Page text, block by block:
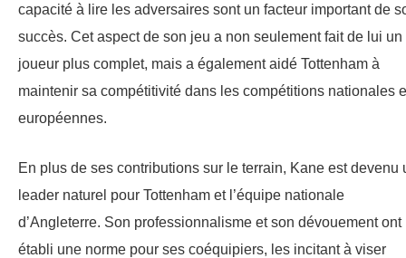
capacité à lire les adversaires sont un facteur important de
succès. Cet aspect de son jeu a non seulement fait de lui un
joueur plus complet, mais a également aidé Tottenham à
maintenir sa compétitivité dans les compétitions nationales
européennes.
En plus de ses contributions sur le terrain, Kane est devenu
leader naturel pour Tottenham et l’équipe nationale
d’Angleterre. Son professionnalisme et son dévouement ont
établi une norme pour ses coéquipiers, les incitant à viser